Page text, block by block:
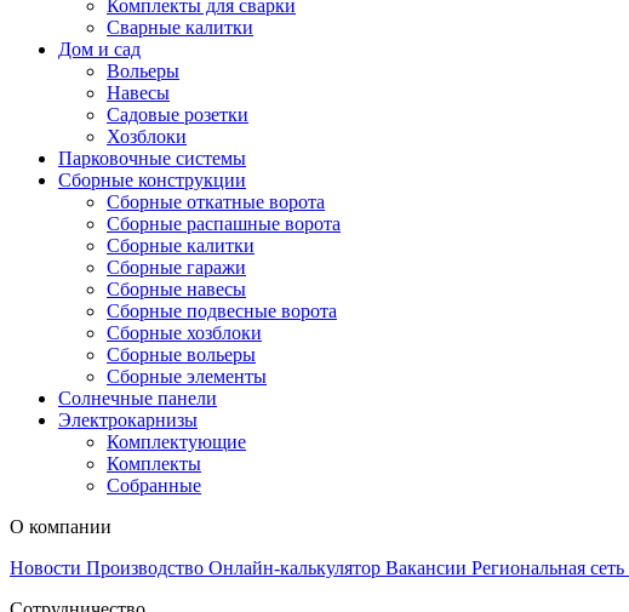
Комплекты для сварки
Сварные калитки
Дом и сад
Вольеры
Навесы
Садовые розетки
Хозблоки
Парковочные системы
Сборные конструкции
Сборные откатные ворота
Сборные распашные ворота
Сборные калитки
Сборные гаражи
Сборные навесы
Сборные подвесные ворота
Сборные хозблоки
Сборные вольеры
Сборные элементы
Солнечные панели
Электрокарнизы
Комплектующие
Комплекты
Собранные
О компании
Новости Производство Онлайн-калькулятор Вакансии Региональная сеть